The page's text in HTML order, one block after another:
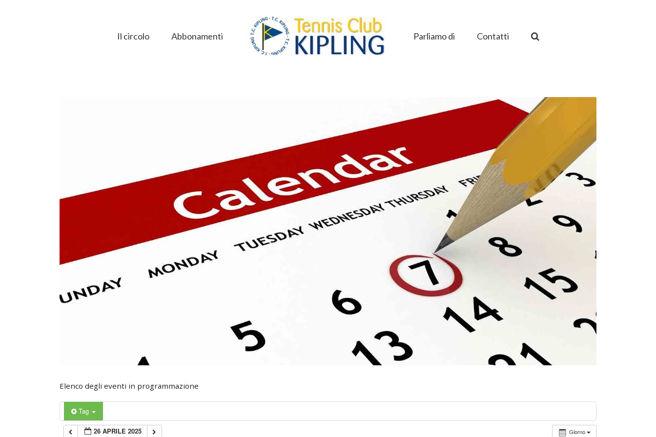
Il circolo Abbonamenti Parliamo di Contatti
Elenco degli eventi in programmazione
Tag
Giorno
26 APRILE 2025
1:00
2:00
6:00